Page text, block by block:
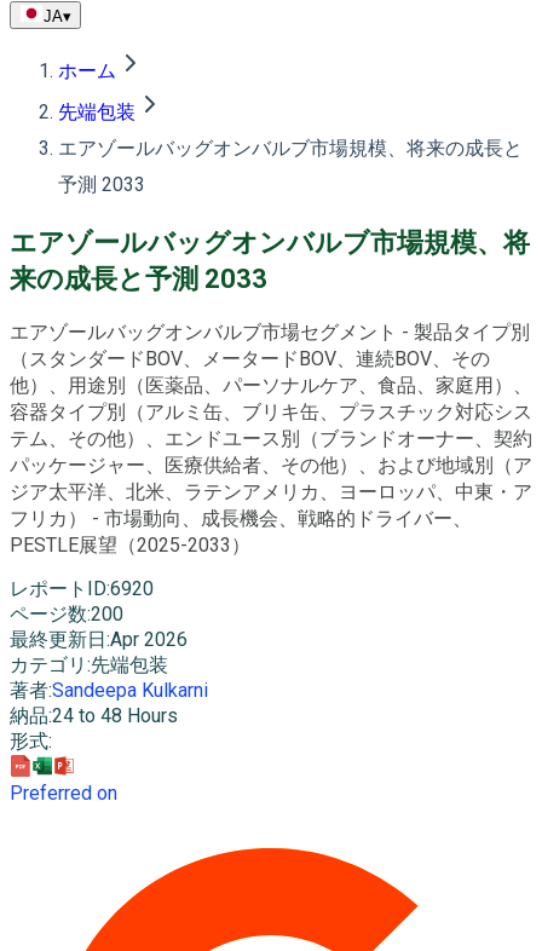
JA▾
ホーム
先端包装
エアゾールバッグオンバルブ市場規模、将来の成長と
予測 2033
エアゾールバッグオンバルブ市場規模、将
来の成長と予測 2033
エアゾールバッグオンバルブ市場セグメント - 製品タイプ別
（スタンダードBOV、メータードBOV、連続BOV、その
他）、用途別（医薬品、パーソナルケア、食品、家庭用）、
容器タイプ別（アルミ缶、ブリキ缶、プラスチック対応シス
テム、その他）、エンドユース別（ブランドオーナー、契約
パッケージャー、医療供給者、その他）、および地域別（ア
ジア太平洋、北米、ラテンアメリカ、ヨーロッパ、中東・ア
フリカ） - 市場動向、成長機会、戦略的ドライバー、
PESTLE展望（2025-2033）
レポートID:6920
ページ数:200
最終更新日 :Apr 2026
カテゴリ :先端包装
著者:Sandeepa Kulkarni
納品:24 to 48 Hours
形式:
Preferred on